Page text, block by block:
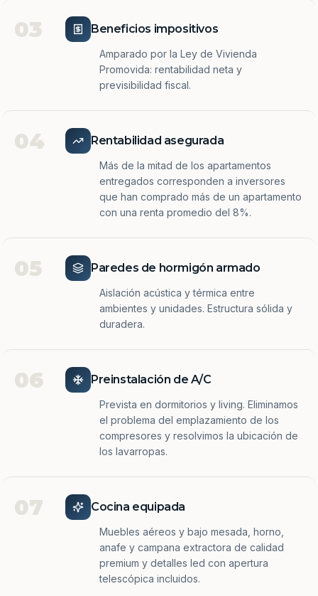
03 Beneficios impositivos
Amparado por la Ley de Vivienda
Promovida: rentabilidad neta y
previsibilidad fiscal.
04 Rentabilidad asegurada
Más de la mitad de los apartamentos
entregados corresponden a inversores
que han comprado más de un apartamento
con una renta promedio del 8%.
05 Paredes de hormigón armado
Aislación acústica y térmica entre
ambientes y unidades. Estructura sólida y
duradera.
06 Preinstalación de A/C
Prevista en dormitorios y living. Eliminamos
el problema del emplazamiento de los
compresores y resolvimos la ubicación de
los lavarropas.
07 Cocina equipada
Muebles aéreos y bajo mesada, horno,
anafe y campana extractora de calidad
premium y detalles led con apertura
telescópica incluidos.